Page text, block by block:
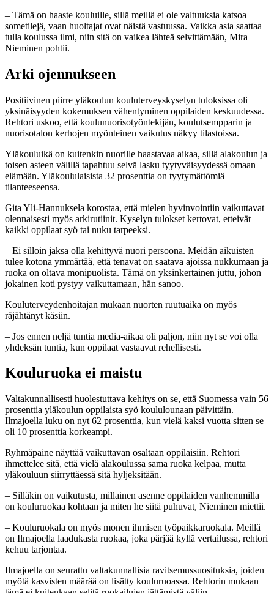
– Tämä on haaste kouluille, sillä meillä ei ole valtuuksia katsoa
sometilejä, vaan huoltajat ovat näistä vastuussa. Vaikka asia saattaa
tulla koulussa ilmi, niin sitä on vaikea lähteä selvittämään, Mira
Nieminen pohtii.
Arki ojennukseen
Positiivinen piirre yläkoulun kouluterveyskyselyn tuloksissa oli
yksinäisyyden kokemuksen vähentyminen oppilaiden keskuudessa.
Rehtori uskoo, että koulunuorisotyöntekijän, koulutsempparin ja
nuorisotalon kerhojen myönteinen vaikutus näkyy tilastoissa.
Yläkouluikä on kuitenkin nuorille haastavaa aikaa, sillä alakoulun ja
toisen asteen välillä tapahtuu selvä lasku tyytyväisyydessä omaan
elämään. Yläkoululaisista 32 prosenttia on tyytymättömiä
tilanteeseensa.
Gita Yli-Hannuksela korostaa, että mielen hyvinvointiin vaikuttavat
olennaisesti myös arkirutiinit. Kyselyn tulokset kertovat, etteivät
kaikki oppilaat syö tai nuku tarpeeksi.
– Ei silloin jaksa olla kehittyvä nuori persoona. Meidän aikuisten
tulee kotona ymmärtää, että tenavat on saatava ajoissa nukkumaan ja
ruoka on oltava monipuolista. Tämä on yksinkertainen juttu, johon
jokainen koti pystyy vaikuttamaan, hän sanoo.
Kouluterveydenhoitajan mukaan nuorten ruutuaika on myös
räjähtänyt käsiin.
– Jos ennen neljä tuntia media-aikaa oli paljon, niin nyt se voi olla
yhdeksän tuntia, kun oppilaat vastaavat rehellisesti.
Kouluruoka ei maistu
Valtakunnallisesti huolestuttava kehitys on se, että Suomessa vain 56
prosenttia yläkoulun oppilaista syö koululounaan päivittäin.
Ilmajoella luku on nyt 62 prosenttia, kun vielä kaksi vuotta sitten se
oli 10 prosenttia korkeampi.
Ryhmäpaine näyttää vaikuttavan osaltaan oppilaisiin. Rehtori
ihmettelee sitä, että vielä alakoulussa sama ruoka kelpaa, mutta
yläkouluun siirryttäessä sitä hyljeksitään.
– Silläkin on vaikutusta, millainen asenne oppilaiden vanhemmilla
on kouluruokaa kohtaan ja miten he siitä puhuvat, Nieminen miettii.
– Kouluruokala on myös monen ihmisen työpaikkaruokala. Meillä
on Ilmajoella laadukasta ruokaa, joka pärjää kyllä vertailussa, rehtori
kehuu tarjontaa.
Ilmajoella on seurattu valtakunnallisia ravitsemussuosituksia, joiden
myötä kasvisten määrää on lisätty kouluruoassa. Rehtorin mukaan